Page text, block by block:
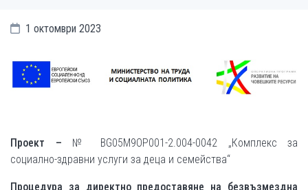
1 октомври 2023
Проект – № BG05M9OP001-2.004-0042 „Комплекс за
социално-здравни услуги за деца и семейства“
Процедура за директно предоставяне на безвъзмездна